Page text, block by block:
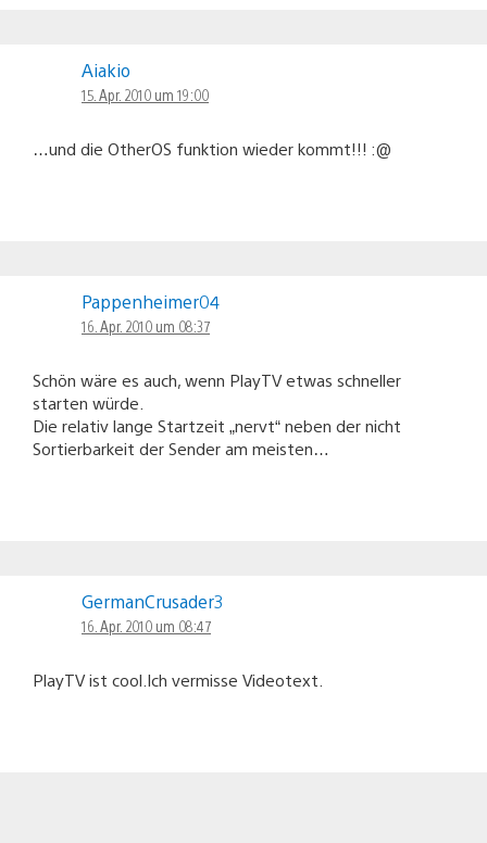
Aiakio
15. Apr. 2010 um 19:00
…und die OtherOS funktion wieder kommt!!! :@
Pappenheimer04
16. Apr. 2010 um 08:37
Schön wäre es auch, wenn PlayTV etwas schneller
starten würde.
Die relativ lange Startzeit „nervt“ neben der nicht
Sortierbarkeit der Sender am meisten…
GermanCrusader3
16. Apr. 2010 um 08:47
PlayTV ist cool.Ich vermisse Videotext.